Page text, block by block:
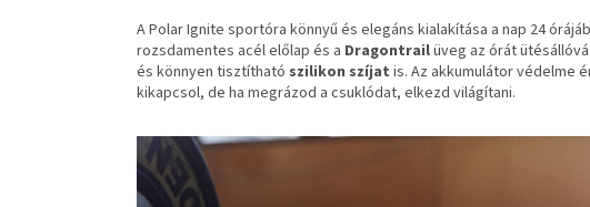
A Polar Ignite sportóra könnyű és elegáns kialakítása a nap 24
rozsdamentes acél előlap és a Dragontrailüveg az órát
és könnyen tisztítható szilikon szíjat is. Az akkumulátor védelme
kikapcsol, de ha megrázod a csuklódat, elkezd világítani.